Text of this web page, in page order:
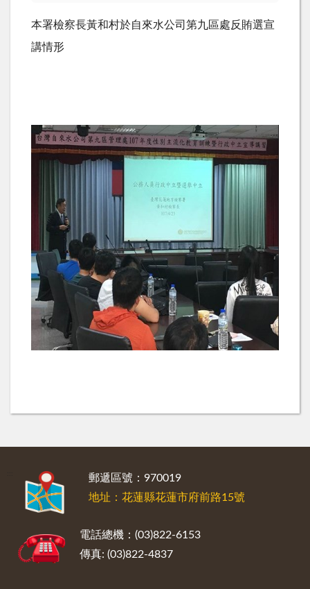
本署檢察長黃和村於自來水公司第九區處反賄選宣
講情形
郵遞區號：970019
地址：花蓮縣花蓮市府前路15號
電話總機：(03)822-6153
傳真: (03)822-4837